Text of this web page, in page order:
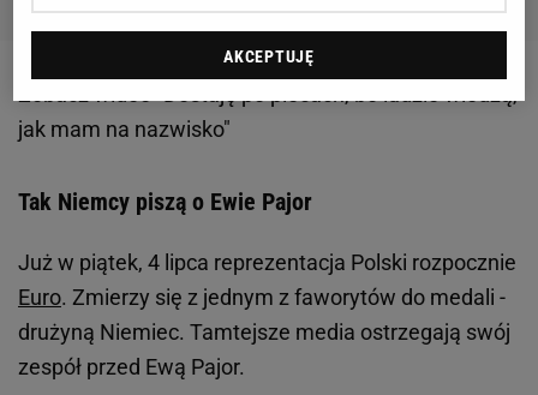
jak mam na nazwisko"
Tak Niemcy piszą o Ewie Pajor
Już w piątek, 4 lipca reprezentacja Polski rozpocznie
Euro. Zmierzy się z jednym z faworytów do medali -
drużyną Niemiec. Tamtejsze media ostrzegają swój
zespół przed Ewą Pajor.
AKCEPTUJĘ